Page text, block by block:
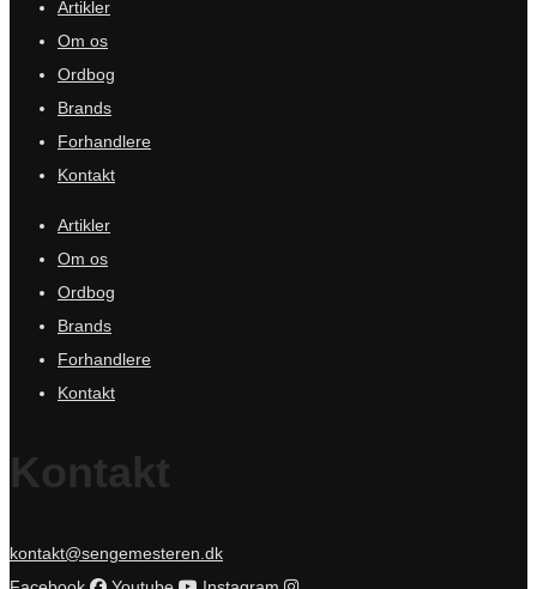
Artikler
Om os
Ordbog
Brands
Forhandlere
Kontakt
Artikler
Om os
Ordbog
Brands
Forhandlere
Kontakt
Kontakt
kontakt@sengemesteren.dk